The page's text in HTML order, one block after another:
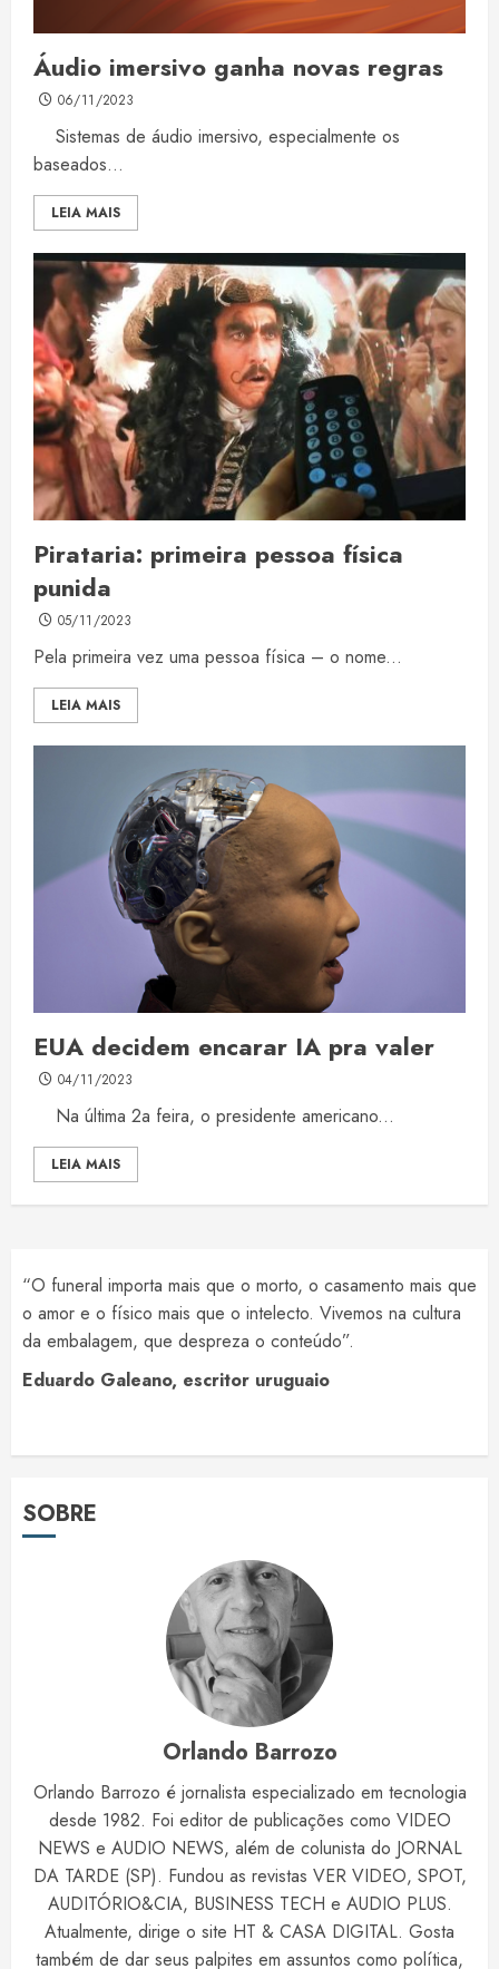
Áudio imersivo ganha novas regras
06/11/2023
Sistemas de áudio imersivo, especialmente os
baseados...
LEIA MAIS
Pirataria: primeira pessoa física
punida
05/11/2023
Pela primeira vez uma pessoa física – o nome...
LEIA MAIS
EUA decidem encarar IA pra valer
04/11/2023
Na última 2a feira, o presidente americano...
LEIA MAIS
“O funeral importa mais que o morto, o casamento mais que
o amor e o físico mais que o intelecto. Vivemos na cultura
da embalagem, que despreza o conteúdo”.
Eduardo Galeano, escritor uruguaio
SOBRE
Orlando Barrozo
Orlando Barrozo é jornalista especializado em tecnologia
desde 1982. Foi editor de publicações como VIDEO
NEWS e AUDIO NEWS, além de colunista do JORNAL
DA TARDE (SP). Fundou as revistas VER VIDEO, SPOT,
AUDITÓRIO&CIA, BUSINESS TECH e AUDIO PLUS.
Atualmente, dirige o site HT & CASA DIGITAL. Gosta
também de dar seus palpites em assuntos como política,